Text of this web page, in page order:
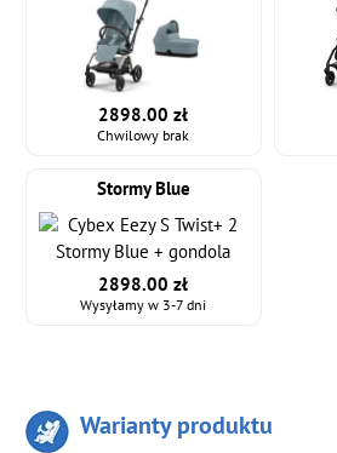
2898.00 zł
Chwilowy brak
Stormy Blue
2898.00 zł
Wysyłamy w 3-7 dni
Warianty produktu